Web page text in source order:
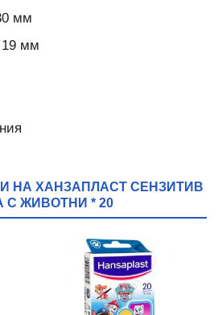
мм
19 мм
НА ХАНЗАПЛАСТ СЕНЗИТИВ
С ЖИВОТНИ * 20